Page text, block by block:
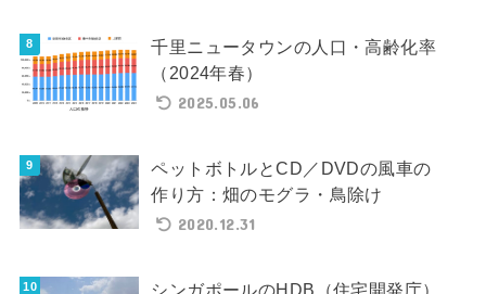
千里ニュータウンの人口・高齢化率
（2024年春）
2025.05.06
ペットボトルとCD／DVDの風車の
作り方：畑のモグラ・鳥除け
2020.12.31
シンガポールのHDB（住宅開発庁）